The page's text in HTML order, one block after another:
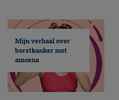
Mijn verhaal over
borstkanker met
amoena